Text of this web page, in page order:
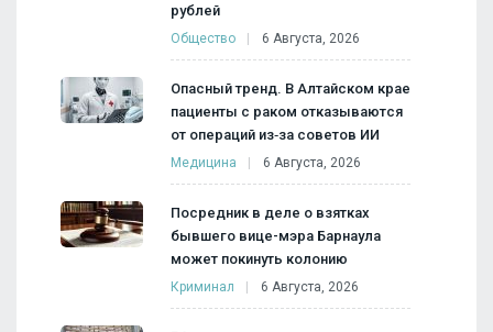
рублей
Общество 6 Августа, 2026
Опасный тренд. В Алтайском крае
пациенты с раком отказываются
от операций из‑за советов ИИ
Медицина 6 Августа, 2026
Посредник в деле о взятках
бывшего вице-мэра Барнаула
может покинуть колонию
Криминал 6 Августа, 2026